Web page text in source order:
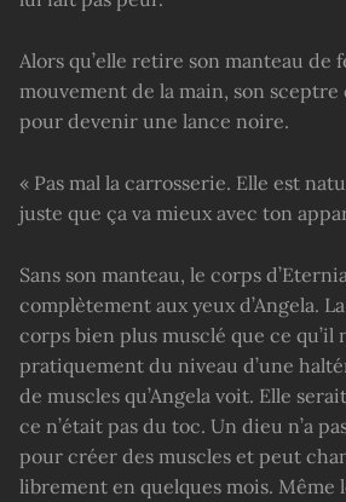
Alors qu’elle retire son manteau de
mouvement de la main, son sceptre
pour devenir une lance noire.
« Pas mal la carrosserie. Elle est
juste que ça va mieux avec ton
Sans son manteau, le corps
complètement aux yeux d’Angela.
corps bien plus musclé que ce qu’il
pratiquement du niveau d’une
de muscles qu’Angela voit. Elle
ce n’était pas du toc. Un dieu n’a
pour créer des muscles et peut
librement en quelques mois. Même